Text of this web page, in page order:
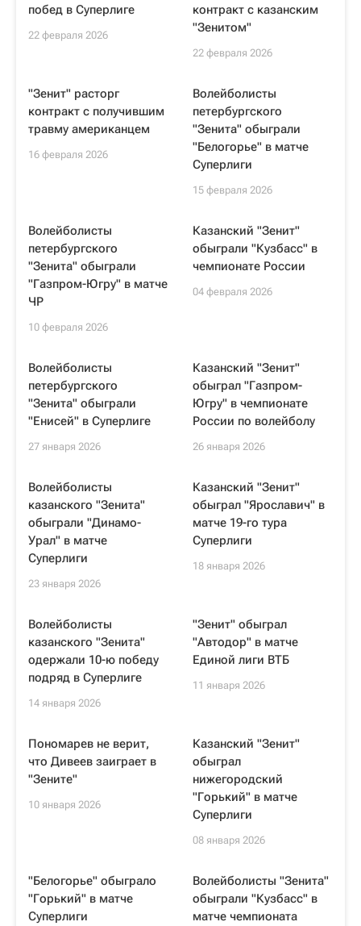
побед в Суперлиге
22 февраля 2026
контракт с казанским
"Зенитом"
22 февраля 2026
"Зенит" расторг
контракт с получившим
травму американцем
16 февраля 2026
Волейболисты
петербургского
"Зенита" обыграли
"Белогорье" в матче
Суперлиги
15 февраля 2026
Волейболисты
петербургского
"Зенита" обыграли
"Газпром-Югру" в матче
ЧР
10 февраля 2026
Казанский "Зенит"
обыграли "Кузбасс" в
чемпионате России
04 февраля 2026
Волейболисты
петербургского
"Зенита" обыграли
"Енисей" в Суперлиге
27 января 2026
Казанский "Зенит"
обыграл "Газпром-
Югру" в чемпионате
России по волейболу
26 января 2026
Волейболисты
казанского "Зенита"
обыграли "Динамо-
Урал" в матче
Суперлиги
23 января 2026
Казанский "Зенит"
обыграл "Ярославич" в
матче 19-го тура
Суперлиги
18 января 2026
Волейболисты
казанского "Зенита"
одержали 10-ю победу
подряд в Суперлиге
14 января 2026
"Зенит" обыграл
"Автодор" в матче
Единой лиги ВТБ
11 января 2026
Пономарев не верит,
что Дивеев заиграет в
"Зените"
10 января 2026
Казанский "Зенит"
обыграл
нижегородский
"Горький" в матче
Суперлиги
08 января 2026
"Белогорье" обыграло
"Горький" в матче
Суперлиги
Волейболисты "Зенита"
обыграли "Кузбасс" в
матче чемпионата